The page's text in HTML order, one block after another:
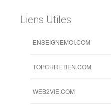
Liens Utiles
ENSEIGNEMOI.COM
TOPCHRETIEN.COM
WEB2VIE.COM